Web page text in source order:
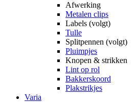
Afwerking
Metalen clips
Labels (volgt)
Tulle
Splitpennen (volgt)
Pluimpjes
Knopen & strikken
Lint op rol
Bakkerskoord
Plakstrikjes
Varia